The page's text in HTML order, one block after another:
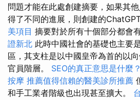
問題才能在此處創建摘要，如果其
得了不同的進展，則創建的
美項目 摘要對於所有十個部分都會
證新北 此時中國社會的基礎也主要
區，其支柱是以中國皇帝為首的以
官員階層。 SEO的真正意思是什麼？
按摩 推薦值得信賴的醫美診所推薦
和手工業者階級也出現甚至擴大。